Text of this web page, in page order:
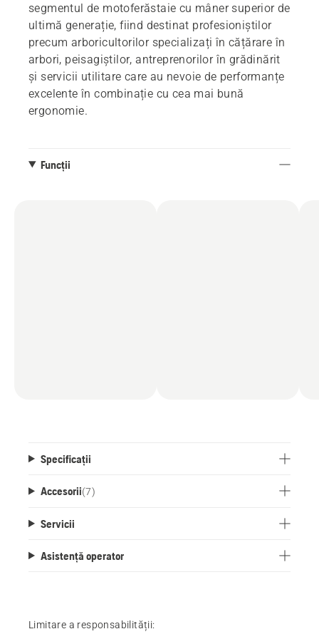
segmentul de motoferăstaie cu mâner superior de
ultimă generație, fiind destinat profesioniștilor
precum arboricultorilor specializați în cățărare în
arbori, peisagiștilor, antreprenorilor în grădinărit
și servicii utilitare care au nevoie de performanțe
excelente în combinație cu cea mai bună
ergonomie.
Funcții
Specificații
Accesorii(7)
Servicii
Asistență operator
Limitare a responsabilității: